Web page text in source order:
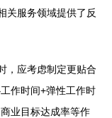
关服务领域提供了反
，应考虑制定更贴合
作时间+弹性工作时
业目标达成率等作